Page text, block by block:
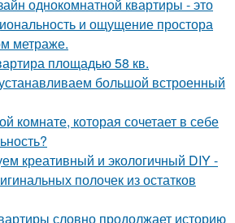
однокомнатной квартиры - это
и ощущение простора
метраже.
площадью 58 кв.
большой встроенный
комнате, которая сочетает в себе
креативный и экологичный DIY -
полочек из остатков
словно продолжает историю